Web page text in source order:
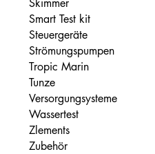
Smart Test kit
Steuergeräte
Strömungspumpen
Tropic Marin
Tunze
Versorgungsysteme
Wassertest
Zlements
Zubehör